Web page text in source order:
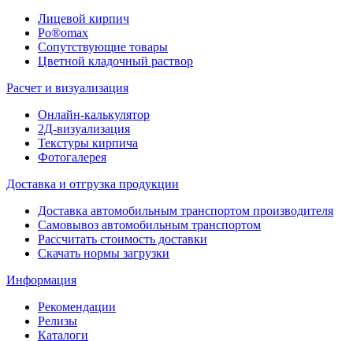
Лицевой кирпич
Po®omax
Сопутствующие товары
Цветной кладочный раствор
Расчет и визуализация
Онлайн-калькулятор
2Д-визуализация
Текстуры кирпича
Фотогалерея
Доставка и отгрузка продукции
Доставка автомобильным транспортом производителя
Самовывоз автомобильным транспортом
Рассчитать стоимость доставки
Скачать нормы загрузки
Информация
Рекомендации
Релизы
Каталоги